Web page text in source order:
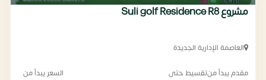
مشروع Suli golf Residence R8
العاصمة الإدارية الجديدة
مقدم يبدأ منتقسيط حتى السعر يبدأ من